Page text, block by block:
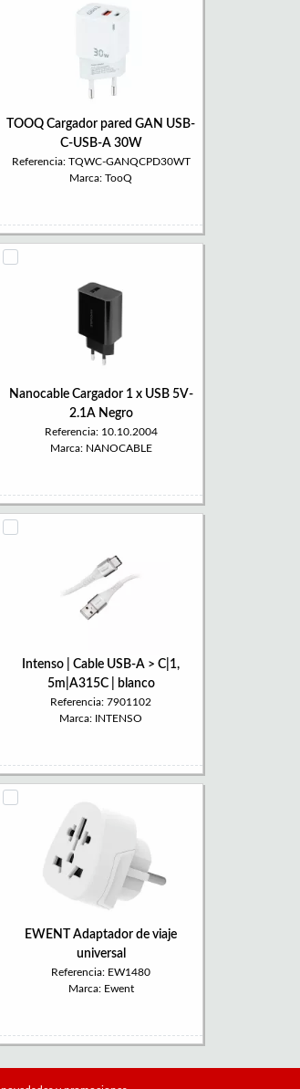
TOOQ Cargador pared GAN USB-
C-USB-A 30W
Referencia: TQWC-GANQCPD30WT
Marca: TooQ
Nanocable Cargador 1 x USB 5V-
2.1A Negro
Referencia: 10.10.2004
Marca: NANOCABLE
Intenso | Cable USB-A > C|1,
5m|A315C | blanco
Referencia: 7901102
Marca: INTENSO
EWENT Adaptador de viaje
universal
Referencia: EW1480
Marca: Ewent